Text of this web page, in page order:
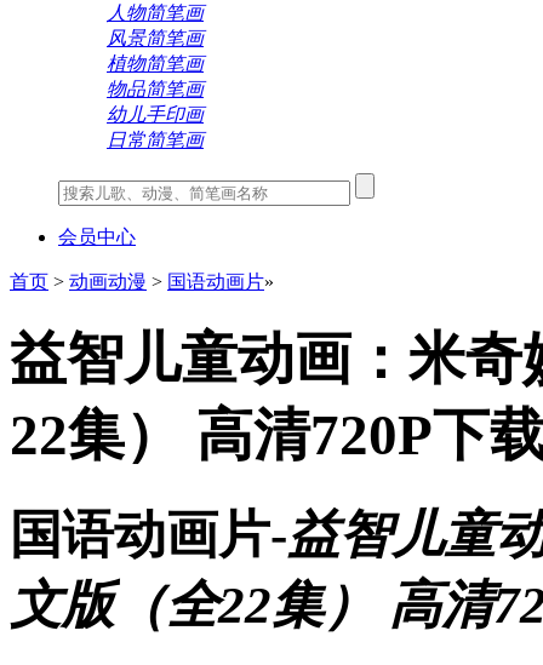
人物简笔画
风景简笔画
植物简笔画
物品简笔画
幼儿手印画
日常简笔画
会员中心
首页 > 动画动漫 > 国语动画片»
益智儿童动画：米
22集） 高清720P下
国语动画片-益智儿童
文版（全22集） 高清